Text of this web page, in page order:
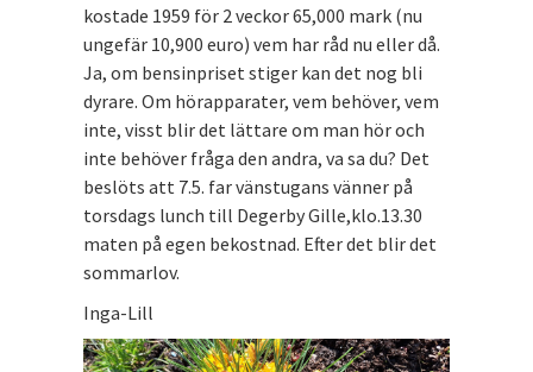
kostade 1959 för 2 veckor 65,000 mark (nu
ungefär 10,900 euro) vem har råd nu eller då.
Ja, om bensinpriset stiger kan det nog bli
dyrare. Om hörapparater, vem behöver, vem
inte, visst blir det lättare om man hör och
inte behöver fråga den andra, va sa du? Det
beslöts att 7.5. far vänstugans vänner på
torsdags lunch till Degerby Gille,klo.13.30
maten på egen bekostnad. Efter det blir det
sommarlov.
Inga-Lill